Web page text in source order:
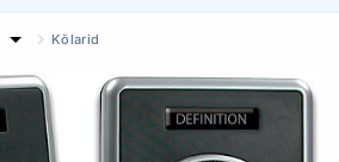
Kõlarid